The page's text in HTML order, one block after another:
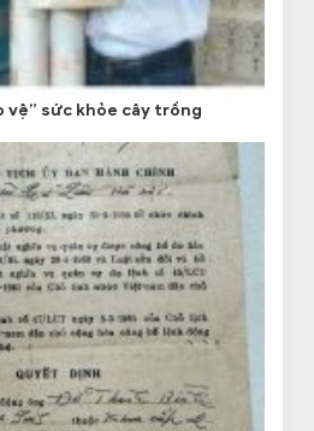
vệ” sức khỏe cây trồng